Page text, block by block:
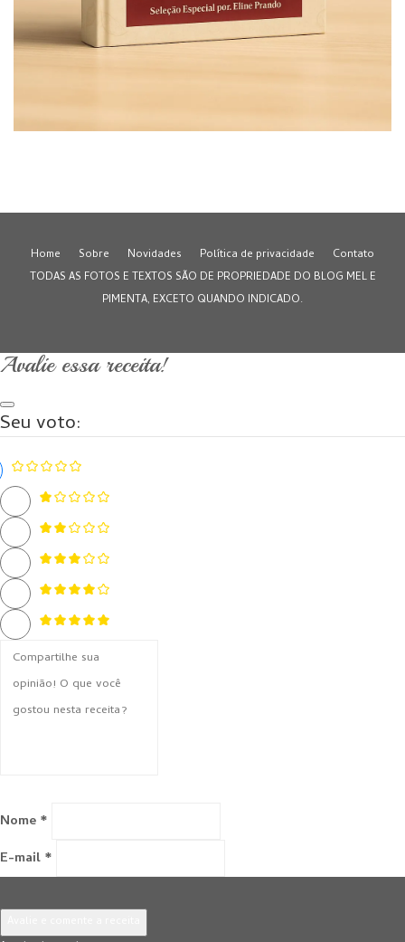
Home Sobre Novidades Política de privacidade
Contato
TODAS AS FOTOS E TEXTOS SÃO DE PROPRIEDADE DO BLOG MEL E
PIMENTA, EXCETO QUANDO INDICADO.
Avalie essa receita!
Seu voto:
Nome *
E-mail *